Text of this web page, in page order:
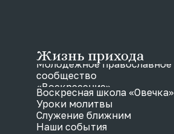
Жизнь прихода
Молодежное православное
сообщество
«Воскресение»
Воскресная школа «Овечка»
Уроки молитвы
Служение ближним
Наши события